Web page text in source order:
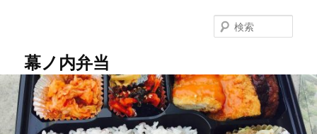
テ
ン
へ
幕ノ内弁当
索